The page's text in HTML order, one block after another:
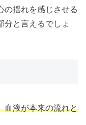
の揺れを感じさせる
分と言えるでしょ
血液が本来の流れと